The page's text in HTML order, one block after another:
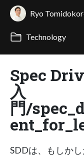
Ryo
Technology
Spec
入
門/
SDDは、もしか